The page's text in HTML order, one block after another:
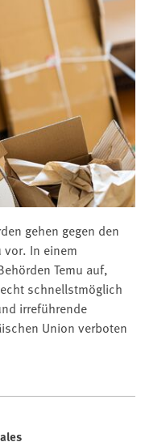
gehen gegen den
vor. In einem
Temu auf,
schnellstmöglich
irreführende
Union verboten